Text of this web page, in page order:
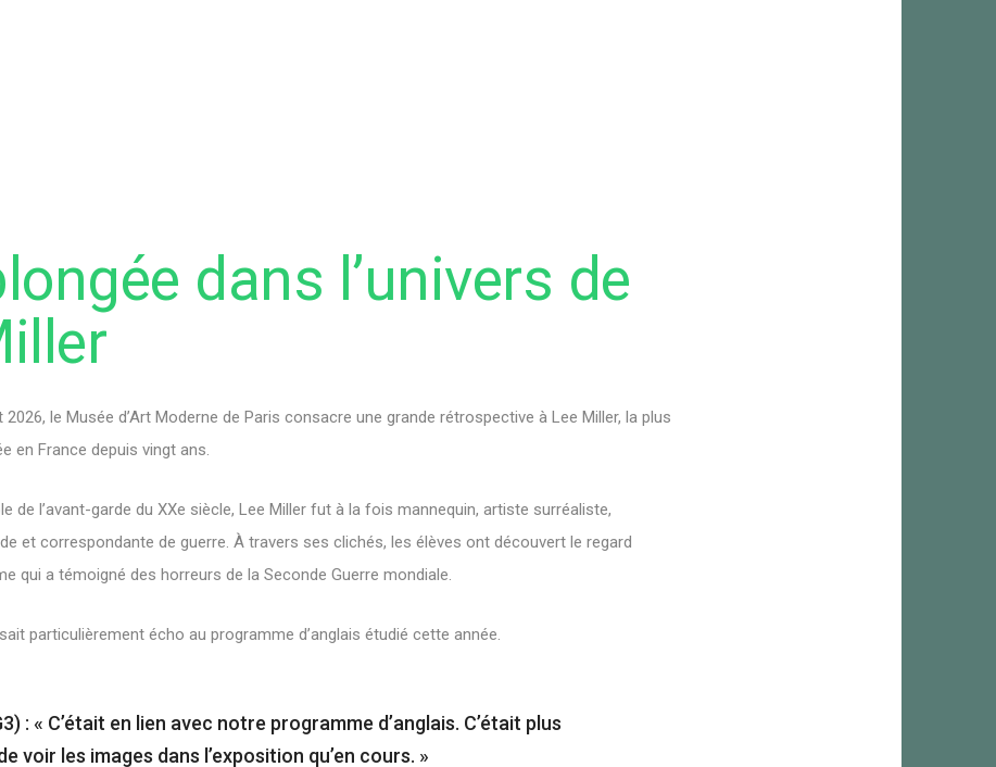
dans l’univers de
2026, le Musée d’Art Moderne de Paris consacre une grande rétrospective à Lee Miller, la plus
en France depuis vingt ans.
de l’avant-garde du XXe siècle, Lee Miller fut à la fois mannequin, artiste surréaliste,
et correspondante de guerre. À travers ses clichés, les élèves ont découvert le regard
qui a témoigné des horreurs de la Seconde Guerre mondiale.
particulièrement écho au programme d’anglais étudié cette année.
: « C’était en lien avec notre programme d’anglais. C’était plus
voir les images dans l’exposition qu’en cours. »